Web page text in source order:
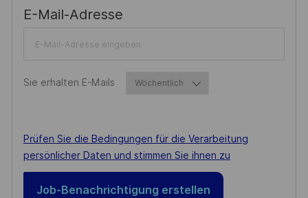
N
E-Mail-AdresseRequired
Sie erhalten E-MailsRequired
Required
Prüfen Sie die Bedingungen für die Verarbeitung
persönlicher Daten und stimmen Sie ihnen zu
Job-Benachrichtigung erstellen